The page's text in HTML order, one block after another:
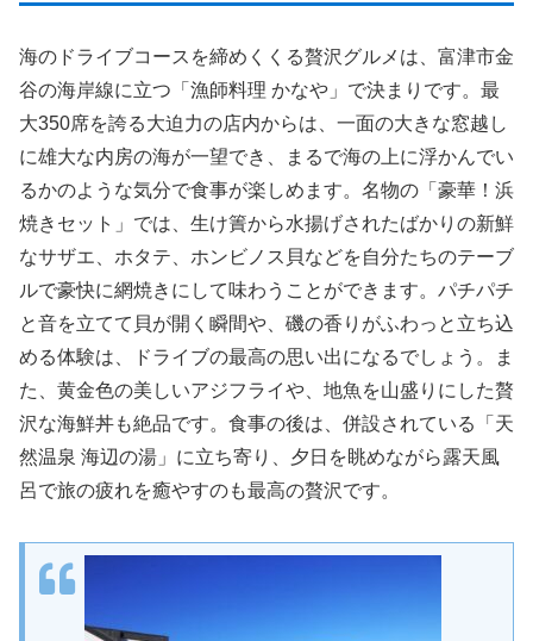
海のドライブコースを締めくくる贅沢グルメは、富津市金
谷の海岸線に立つ「漁師料理 かなや」で決まりです。最
大350席を誇る大迫力の店内からは、一面の大きな窓越し
に雄大な内房の海が一望でき、まるで海の上に浮かんでい
るかのような気分で食事が楽しめます。名物の「豪華！浜
焼きセット」では、生け簀から水揚げされたばかりの新鮮
なサザエ、ホタテ、ホンビノス貝などを自分たちのテーブ
ルで豪快に網焼きにして味わうことができます。パチパチ
と音を立てて貝が開く瞬間や、磯の香りがふわっと立ち込
める体験は、ドライブの最高の思い出になるでしょう。ま
た、黄金色の美しいアジフライや、地魚を山盛りにした贅
沢な海鮮丼も絶品です。食事の後は、併設されている「天
然温泉 海辺の湯」に立ち寄り、夕日を眺めながら露天風
呂で旅の疲れを癒やすのも最高の贅沢です。